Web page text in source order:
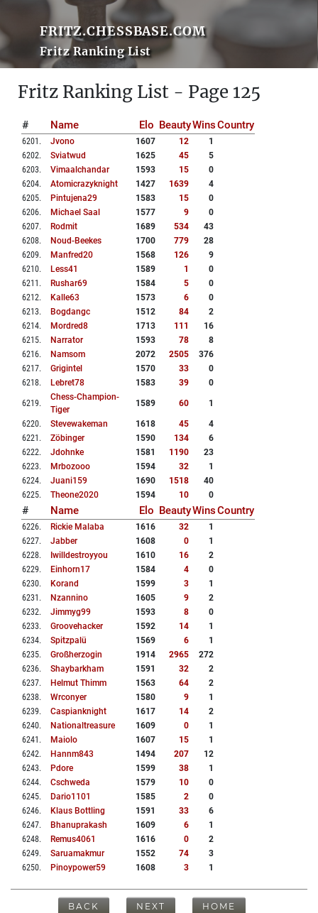
FRITZ.CHESSBASE.COM
Fritz Ranking List
Fritz Ranking List - Page 125
# Name Elo BeautyWinsCountry
6201 . Jvono 1607 12
1
6202. Sviatwud 1625 45
5
6203. Vimaalchandar 1593 15
0
6204. Atomicrazyknight 1427 1639
4
6205. Pintujena29 1583 15
0
6206. Michael Saal 1577 9
0
6207. Rodmit 1689 534
43
6208. Noud-Beekes 1700 779
28
6209. Manfred20 1568 126
9
6210. Less41 1589 1
0
6211 . Rushar69 1584 5
0
6212. Kalle63 1573 6
0
6213. Bogdangc 1512 84
2
6214. Mordred8 1713 111
16
6215. Narrator 1593 78
8
6216. Namsom 2072 2505
376
6217. Grigintel 1570 33
0
6218. Lebret78 1583 39 0
6219.
Chess-Champion-
Tiger
1589 60 1
6220. Stevewakeman 1618 45
4
6221 . Zöbinger 1590 134
6
6222. Jdohnke 1581 1190
23
6223. Mrbozooo 1594 32
1
6224. Juani159 1690 1518
40
6225. Theone2020 1594 10 0
# Name Elo BeautyWinsCountry
6226. Rickie Malaba 1616 32
1
6227. Jabber 1608 0
1
6228. Iwilldestroyyou 1610 16
2
6229. Einhorn17 1584 4
0
6230. Korand 1599 3
1
6231 . Nzannino 1605 9
2
6232. Jimmyg99 1593 8
0
6233. Groovehacker 1592 14
1
6234. Spitzpalü 1569 6
1
6235. Großherzogin 1914 2965
272
6236. Shaybarkham 1591 32
2
6237. Helmut Thimm 1563 64
2
6238. Wrconyer 1580 9
1
6239. Caspianknight 1617 14
2
6240. Nationaltreasure 1609 0
1
6241 . Maiolo 1607 15
1
6242. Hannm843 1494 207
12
6243. Pdore 1599 38
1
6244. Cschweda 1579 10
0
6245. Dario1101 1585 2
0
6246. Klaus Bottling 1591 33
6
6247. Bhanuprakash 1609 6
1
6248. Remus4061 1616 0
2
6249. Saruamakmur 1552 74
3
6250. Pinoypower59 1608 3 1
BACK NEXT HOME